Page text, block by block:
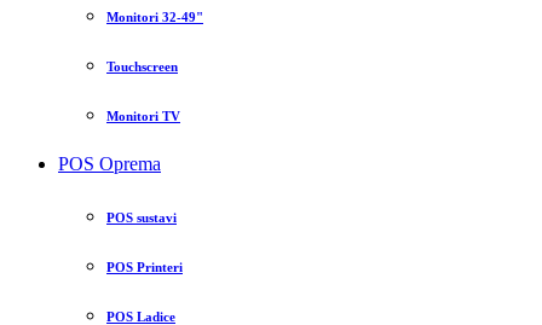
Monitori 32-49"
Touchscreen
Monitori TV
POS Oprema
POS sustavi
POS Printeri
POS Ladice